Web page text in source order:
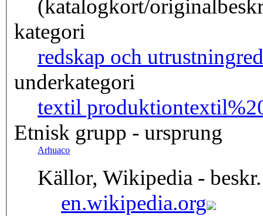
(katalogkort/
kategori
redskap och utrustning
underkategori
textil produktion
Etnisk grupp - ursprung
Arhuaco
Källor, Wikipedia -
en.wikipedia.org